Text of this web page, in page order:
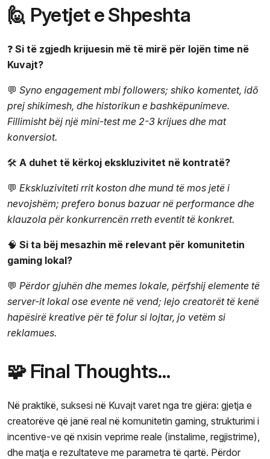
🙋 Pyetjet e Shpeshta
❓ Si të zgjedh krijuesin më të mirë për lojën time në
Kuvajt?
💬 Syno engagement mbi followers; shiko komentet, idő
prej shikimesh, dhe historikun e bashkëpunimeve.
Fillimisht bëj një mini-test me 2-3 krijues dhe mat
konversiot.
🛠️ A duhet të kërkoj ekskluzivitet në kontratë?
💬 Ekskluziviteti rrit koston dhe mund të mos jetë i
nevojshëm; prefero bonus bazuar në performance dhe
klauzola për konkurrencën rreth eventit të konkret.
🧠 Si ta bëj mesazhin më relevant për komunitetin
gaming lokal?
💬 Përdor gjuhën dhe memes lokale, përfshij elemente të
server-it lokal ose evente në vend; lejo creatorët të kenë
hapësirë kreative për të folur si lojtar, jo vetëm si
reklamues.
🧩 Final Thoughts…
Në praktikë, suksesi në Kuvajt varet nga tre gjëra: gjetja e
creatorëve që janë real në komunitetin gaming, strukturimi i
incentive-ve që nxisin veprime reale (instalime, regjistrime),
dhe matja e rezultateve me parametra të qartë. Përdor